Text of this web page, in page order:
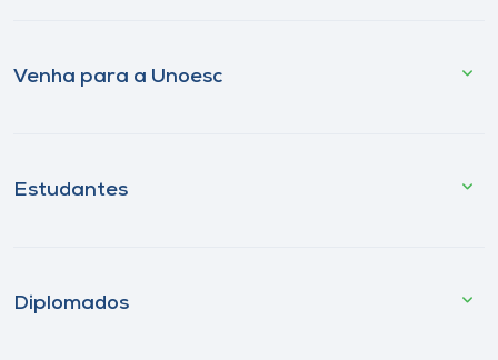
Venha para a Unoesc
Estudantes
Diplomados